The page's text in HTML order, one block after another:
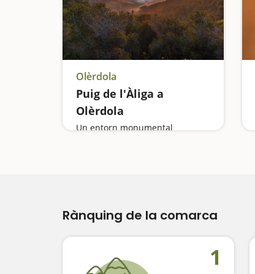
Olèrdola
Puig de l'Àliga a
Olèrdola
Un entorn monumental
Rànquing de la comarca
1